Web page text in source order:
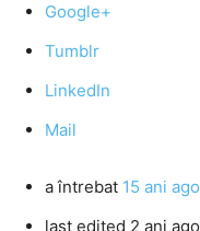
Google+
Tumblr
LinkedIn
Mail
a întrebat 15 ani ago
last edited 2 ani ago